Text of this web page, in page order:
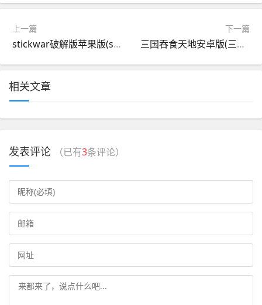
上一篇
stickwar破解版苹果版(stickwarlegacy苹果)
下一篇
三国吞食天地安卓版(三国吞食天地单机下载)
相关文章
发表评论 （已有3条评论）